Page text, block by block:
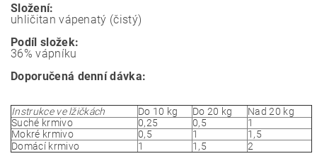
Složení:
uhličitan vápenatý (čistý)
Podíl složek:
36% vápníku
Doporučená denní dávka:
Instrukce ve lžičkách Do 10 kg Do 20 kg
Nad 20 kg
Suché krmivo
0,25 0,5
1
Mokré krmivo
0,5 1
1,5
Domácí krmivo
1 1,5 2